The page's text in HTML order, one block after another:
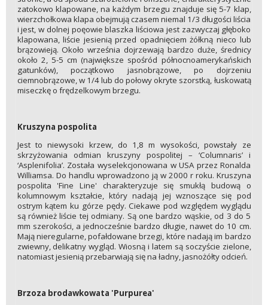
zatokowo klapowane, na każdym brzegu znajduje się 5-7 klap,
wierzchołkowa klapa obejmują czasem niemal 1/3 długości liścia
i jest, w dolnej poęowie blaszka liściowa jest zazwyczaj głęboko
klapowana, liście jesienią przed opadnięciem żółkną nieco lub
brązowieją. Około września dojrzewają bardzo duże, średnicy
około 2, 5-5 cm (największe spośród północnoamerykańskich
gatunków), początkowo jasnobrązowe, po dojrzeniu
ciemnobrązowe, w 1/4 lub do połowy okryte szorstką, łuskowatą
miseczkę o frędzelkowym brzegu.
Kruszyna pospolita
Jest to niewysoki krzew, do 1,8 m wysokości, powstały ze
skrzyżowania odmian kruszyny pospolitej – ‘Columnaris’ i
‘Asplenifolia’. Została wyselekcjonowana w USA przez Ronalda
Williamsa. Do handlu wprowadzono ją w 2000 r roku. Kruszyna
pospolita 'Fine Line' charakteryzuje się smukłą budową o
kolumnowym kształcie, który nadają jej wznoszące się pod
ostrym kątem ku górze pędy. Ciekawe pod względem wyglądu
są również liście tej odmiany. Są one bardzo wąskie, od 3 do 5
mm szerokości, a jednocześnie bardzo długie, nawet do 10 cm.
Mają nieregularne, pofałdowane brzegi, które nadają im bardzo
zwiewny, delikatny wygląd. Wiosną i latem są soczyście zielone,
natomiast jesienią przebarwiają się na ładny, jasnożółty odcień.
Brzoza brodawkowata 'Purpurea'